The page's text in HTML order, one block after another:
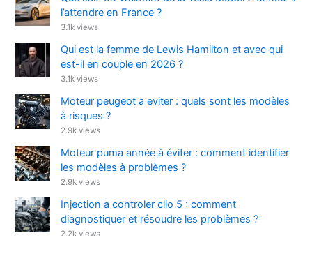
l’attendre en France ?
3.1k views
Qui est la femme de Lewis Hamilton et avec qui
est-il en couple en 2026 ?
3.1k views
Moteur peugeot a eviter : quels sont les modèles
à risques ?
2.9k views
Moteur puma année à éviter : comment identifier
les modèles à problèmes ?
2.9k views
Injection a controler clio 5 : comment
diagnostiquer et résoudre les problèmes ?
2.2k views